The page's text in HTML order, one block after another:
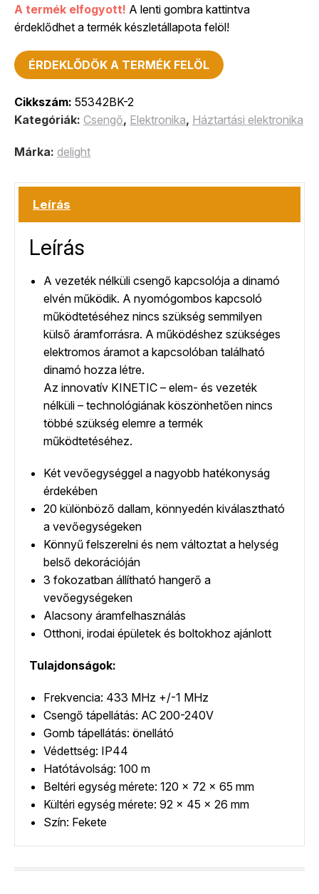
A termék elfogyott! A lenti gombra kattintva
érdeklődhet a termék készletállapota felöl!
ÉRDEKLŐDÖK A TERMÉK FELÖL
Cikkszám: 55342BK-2
Kategóriák: Csengő, Elektronika, Háztartási elektronika
Márka: delight
Leírás
Leírás
A vezeték nélküli csengő kapcsolója a dinamó
elvén működik. A nyomógombos kapcsoló
működtetéséhez nincs szükség semmilyen
külső áramforrásra. A működéshez szükséges
elektromos áramot a kapcsolóban található
dinamó hozza létre.
Az innovatív KINETIC – elem- és vezeték
nélküli – technológiának köszönhetően nincs
többé szükség elemre a termék
működtetéséhez.
Két vevőegységgel a nagyobb hatékonyság
érdekében
20 különböző dallam, könnyedén kiválasztható
a vevőegységeken
Könnyű felszerelni és nem változtat a helység
belső dekorációján
3 fokozatban állítható hangerő a
vevőegységeken
Alacsony áramfelhasználás
Otthoni, irodai épületek és boltokhoz ajánlott
Tulajdonságok:
Frekvencia: 433 MHz +/-1 MHz
Csengő tápellátás: AC 200-240V
Gomb tápellátás: önellátó
Védettség: IP44
Hatótávolság: 100 m
Beltéri egység mérete: 120 x 72 x 65 mm
Kültéri egység mérete: 92 x 45 x 26 mm
Szín: Fekete